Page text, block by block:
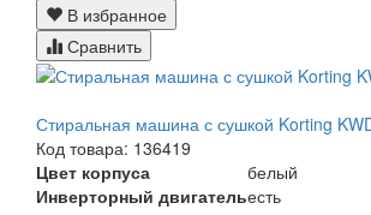
В избранное
Сравнить
Стиральная машина с сушкой Korting
Код товара: 136419
Цвет корпуса
белый
Инверторный двигательесть